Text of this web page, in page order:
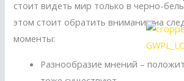
стоит видеть мир только в черно-
этом стоит обратить внимание на
моменты:
Разнообразие мнений –